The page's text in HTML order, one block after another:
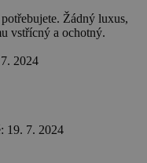
Žádný luxus,
vstřícný a ochotný.
2024
19. 7. 2024